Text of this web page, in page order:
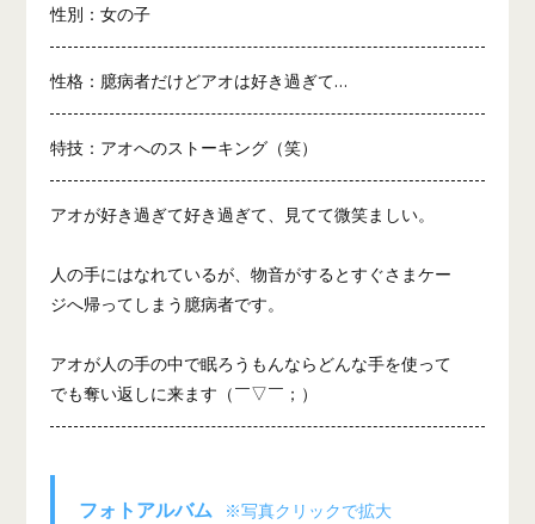
性別：女の子
性格：臆病者だけどアオは好き過ぎて…
特技：アオへのストーキング（笑）
アオが好き過ぎて好き過ぎて、見てて微笑ましい。
人の手にはなれているが、物音がするとすぐさまケー
ジへ帰ってしまう臆病者です。
アオが人の手の中で眠ろうもんならどんな手を使って
でも奪い返しに来ます（￣▽￣；）
フォトアルバム ※写真クリックで拡大